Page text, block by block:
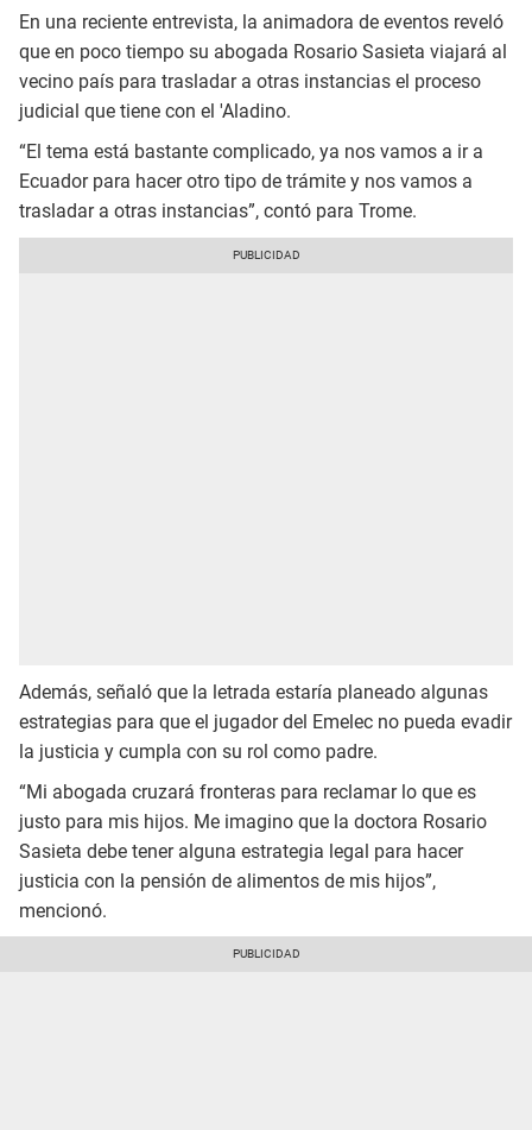
En una reciente entrevista, la animadora de eventos reveló
que en poco tiempo su abogada Rosario Sasieta viajará al
vecino país para trasladar a otras instancias el proceso
judicial que tiene con el 'Aladino.
“El tema está bastante complicado, ya nos vamos a ir a
Ecuador para hacer otro tipo de trámite y nos vamos a
trasladar a otras instancias”, contó para Trome.
Además, señaló que la letrada estaría planeado algunas
estrategias para que el jugador del Emelec no pueda evadir
la justicia y cumpla con su rol como padre.
“Mi abogada cruzará fronteras para reclamar lo que es
justo para mis hijos. Me imagino que la doctora Rosario
Sasieta debe tener alguna estrategia legal para hacer
justicia con la pensión de alimentos de mis hijos”,
mencionó.